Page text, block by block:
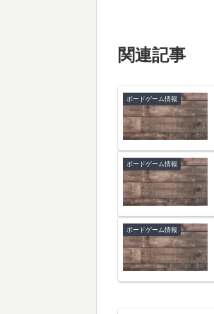
関連記事
ボードゲーム情報
ボードゲーム情報
ボードゲーム情報